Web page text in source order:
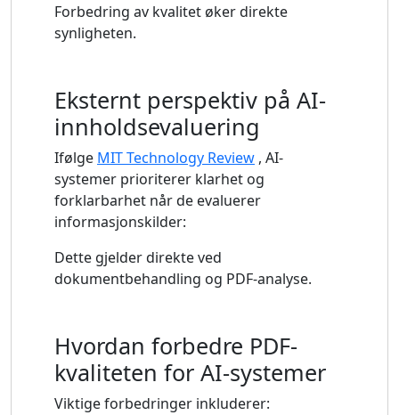
Forbedring av kvalitet øker direkte
synligheten.
Eksternt perspektiv på AI-
innholdsevaluering
Ifølge MIT Technology Review , AI-
systemer prioriterer klarhet og
forklarbarhet når de evaluerer
informasjonskilder:
Dette gjelder direkte ved
dokumentbehandling og PDF-analyse.
Hvordan forbedre PDF-
kvaliteten for AI-systemer
Viktige forbedringer inkluderer: